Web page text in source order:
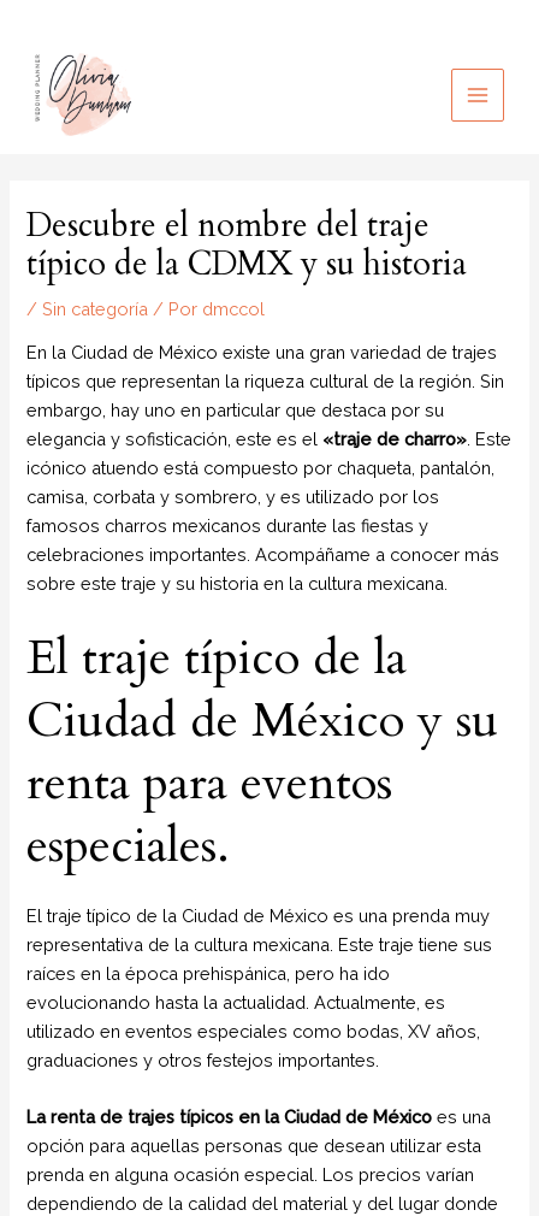
contenido
MAIN
Descubre el nombre del traje
típico de la CDMX y su historia
/Sin categoría / Por dmccol
En la Ciudad de México existe una gran variedad de trajes
típicos que representan la riqueza cultural de la región. Sin
embargo, hay uno en particular que destaca por su
elegancia y sofisticación, este es el «traje de charro» . Este
icónico atuendo está compuesto por chaqueta, pantalón,
camisa, corbata y sombrero, y es utilizado por los
famosos charros mexicanos durante las fiestas y
celebraciones importantes. Acompáñame a conocer más
sobre este traje y su historia en la cultura mexicana.
El traje típico de la
Ciudad de México y su
renta para eventos
especiales.
El traje típico de la Ciudad de México es una prenda muy
representativa de la cultura mexicana. Este traje tiene sus
raíces en la época prehispánica, pero ha ido
evolucionando hasta la actualidad. Actualmente, es
utilizado en eventos especiales como bodas, XV años,
graduaciones y otros festejos importantes.
La renta de trajes típicos en la Ciudad de México es una
opción para aquellas personas que desean utilizar esta
prenda en alguna ocasión especial. Los precios varían
dependiendo de la calidad del material y del lugar donde